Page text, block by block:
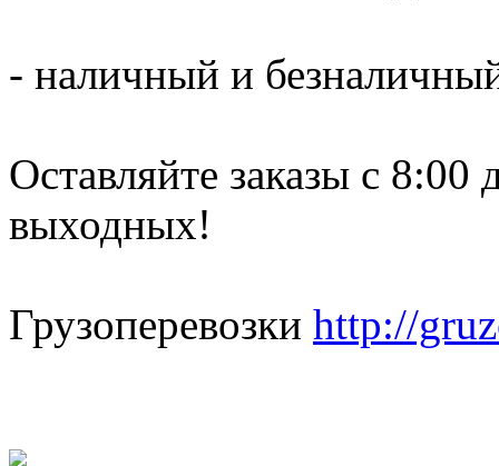
- наличный и
Оставляйте заказы с
выходных!
Грузоперевозки http://